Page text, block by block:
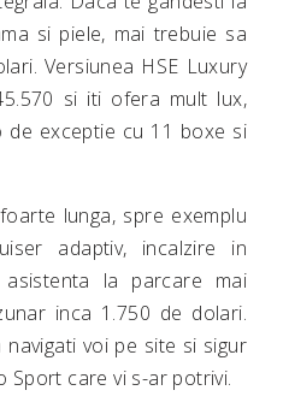
si piele, mai trebuie sa
Versiunea HSE Luxury
si iti ofera mult lux,
exceptie cu 11 boxe si
lunga, spre exemplu
adaptiv, incalzire in
la parcare mai
inca 1.750 de dolari.
voi pe site si sigur
Sport care vi s-ar potrivi.